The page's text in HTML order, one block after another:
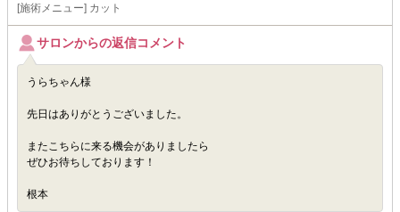
[施術メニュー] カット
サロンからの返信コメント
うらちゃん様
先日はありがとうございました。
またこちらに来る機会がありましたら
ぜひお待ちしております！
根本